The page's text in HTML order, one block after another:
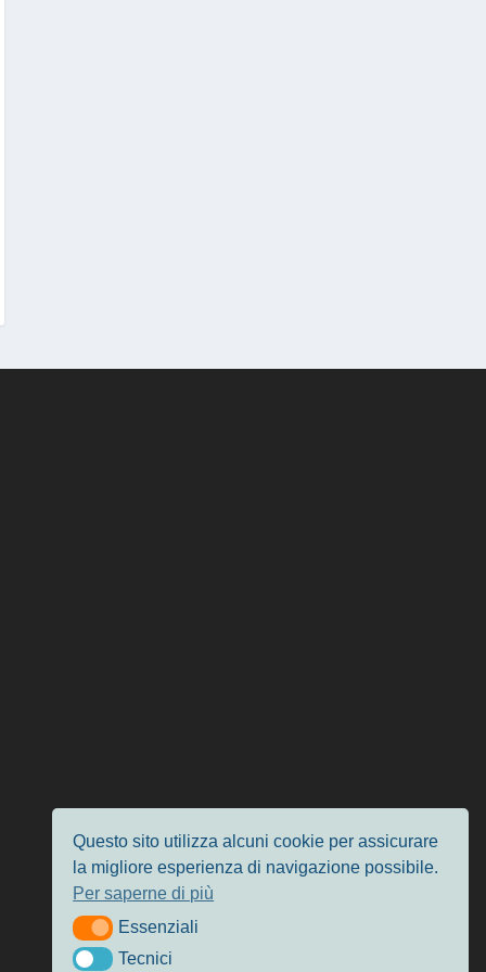
Questo sito utilizza alcuni cookie per assicurare
la migliore esperienza di navigazione possibile.
Per saperne di più
EssenzialiEssenziali
TecniciTecnici